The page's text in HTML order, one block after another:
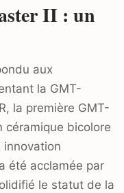
II : un
aux
la GMT-
la première GMT-
céramique bicolore
innovation
été acclamée par
le statut de la